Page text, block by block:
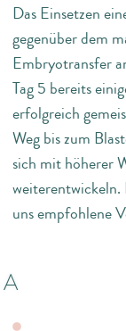
Das Einsetzen
gegenüber dem
Embryotransfer
Tag 5 bereits
erfolgreich
Weg bis zum
sich mit höherer
weiterentwickeln.
uns empfohlene
A